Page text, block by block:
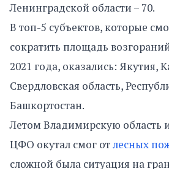
Ленинградской области – 70.
В топ-5 субъектов, которые
сократить площадь
2021 года, оказались: Якутия,
Свердловская область,
Башкортостан.
Летом Владимирскую область
ЦФО окутал смог отлесных
сложной была ситуация на